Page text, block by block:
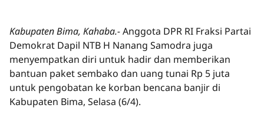
Kabupaten Bima, Kahaba.-Anggota DPR RI Fraksi Partai
Demokrat Dapil NTB H Nanang Samodra juga
menyempatkan diri untuk hadir dan memberikan
bantuan paket sembako dan uang tunai Rp 5 juta
untuk pengobatan ke korban bencana banjir di
Kabupaten Bima, Selasa (6/4).